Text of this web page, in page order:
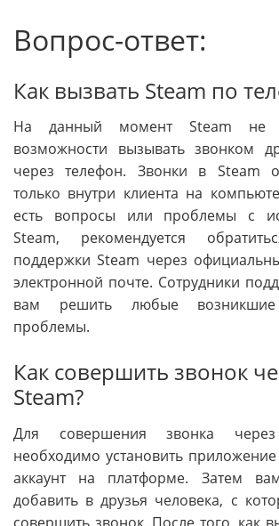
Вопрос-ответ:
Как вызвать Steam по
На данный момент Steam не
возможности вызывать звонком
через телефон. Звонки в Steam
только внутри клиента на
есть вопросы или проблемы с
Steam, рекомендуется
поддержки Steam через
электронной почте. Сотрудники
вам решить любые
проблемы.
Как совершить звонок
Steam?
Для совершения звонка
необходимо установить
аккаунт на платформе. Затем
добавить в друзья человека, с